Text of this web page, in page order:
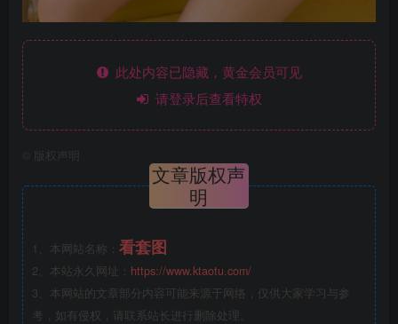
此处内容已隐藏，黄金会员可见
请登录后查看特权
版权声明
文章版权声
明
1、本网站名称： 看套图
2、本站永久网址： https://www.ktaotu.com/
3、本网站的文章部分内容可能来源于网络，仅供大家学习与参
考，如有侵权，请联系站长进行删除处理。